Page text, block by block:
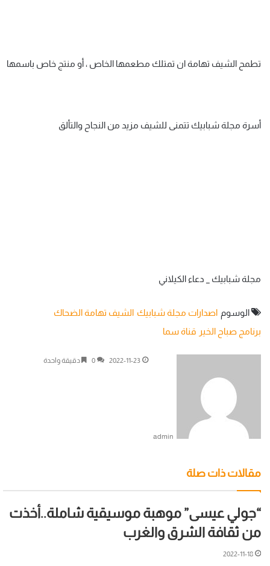
تطمح الشيف تهامة ان تمتلك مطعمها الخاص ، أو منتج خاص باسمها
أسرة مجلة شبابيك تتمنى للشيف مزيد من النجاح والتألق
مجلة شبابيك _ دعاء الكيلاني
الوسوم اصدارات مجلة شبابيك الشيف تهامة الضحاك
برنامج صباح الخير قناة سما
admin
2022-11-23
0 دقيقة واحدة
مقالات ذات صلة
“جولي عيسى” موهبة موسيقية شاملة..أخذت
من ثقافة الشرق والغرب
2022-11-18